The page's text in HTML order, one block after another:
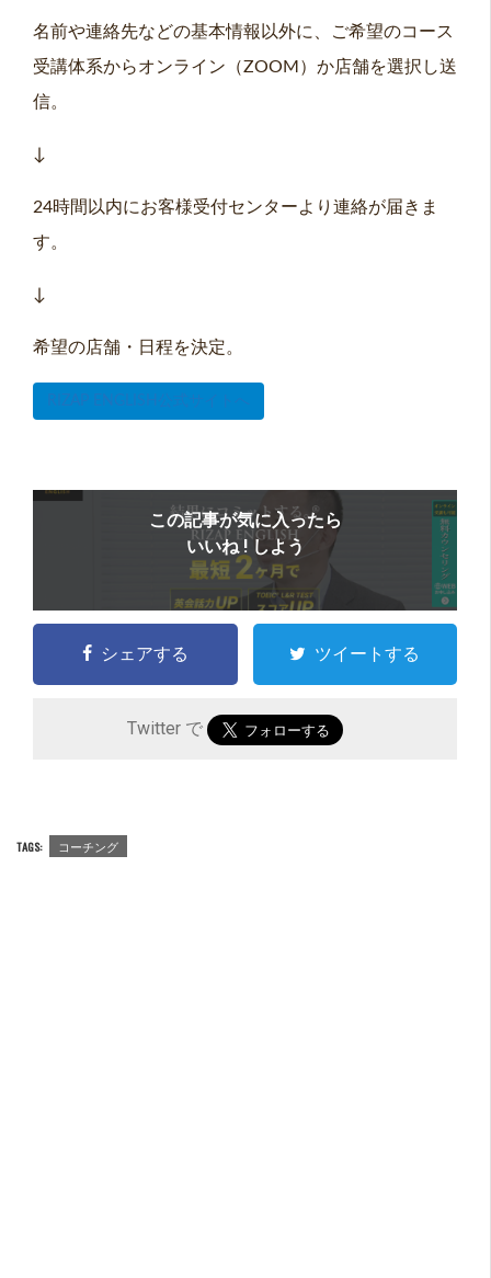
名前や連絡先などの基本情報以外に、ご希望のコース
受講体系からオンライン（ZOOM）か店舗を選択し送
信。
↓
24時間以内にお客様受付センターより連絡が届きま
す。
↓
希望の店舗・日程を決定。
RIZAP ENGLISH公式サイトへ
この記事が気に入ったら
いいね ! しよう
シェアする ツイートする
Twitter で
TAGS: コーチング